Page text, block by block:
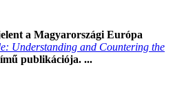
a Magyarországi Európa
Understanding and Countering the
publikációja. ...